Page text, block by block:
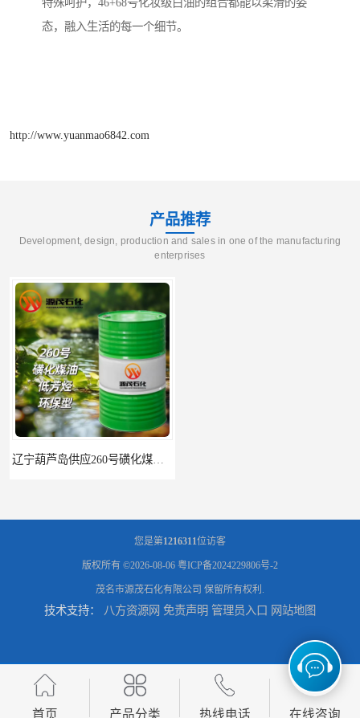
特殊呵护，46+68号化妆级白油的组合都能以柔滑的姿
态，融入生活的每一个细节。
http://www.yuanmao6842.com
产品推荐
Development, design, production and sales in one of the manufacturing
enterprises
您是第1216311位访客
版权所有 ©2026-08-06 粤ICP备2024229806号-2
茂名市源茂石化有限公司 保留所有权利.
技术支持： 八方资源网 免责声明 管理员入口 网站地图
首页 产品分类 热线电话 在线咨询